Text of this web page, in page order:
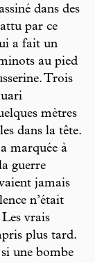
dans des
par ce
a fait un
au pied
Trois
mètres
dans la tête.
marquée à
guerre
jamais
n’était
vrais
plus tard.
une bombe